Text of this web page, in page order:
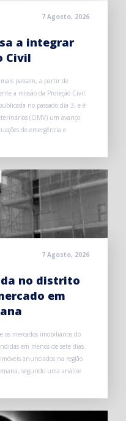
7 Agosto, 2026
a integrar
Civil
passam, a partir de
a missão da Proteção Civil.
no passado dia 3, e é
(OMV) um avanço
de emergência e
7 Agosto, 2026
no distrito
em
os mercados imobiliários do
em menos de sete dias.
anunciados na região
segundo uma análise